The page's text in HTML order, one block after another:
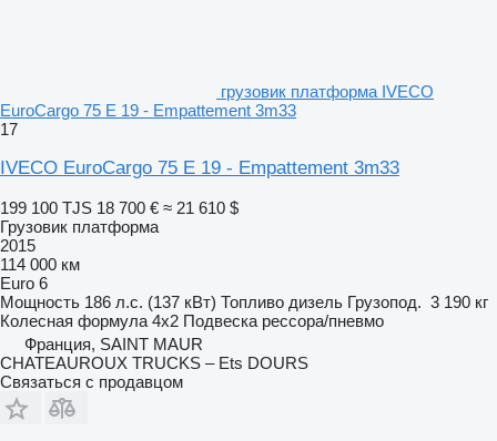
грузовик платформа IVECO
EuroCargo 75 E 19 - Empattement 3m33
17
IVECO EuroCargo 75 E 19 - Empattement 3m33
199 100 TJS 18 700 € ≈ 21 610 $
Грузовик платформа
2015
114 000 км
Euro 6
Мощность 186 л.с. (137 кВт) Топливо дизель Грузопод. 3 190 кг
Колесная формула 4x2 Подвеска рессора/пневмо
Франция, SAINT MAUR
CHATEAUROUX TRUCKS – Ets DOURS
Связаться с продавцом